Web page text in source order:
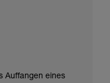
Auffangen eines